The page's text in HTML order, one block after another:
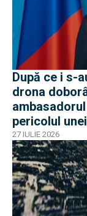
După ce i s-
drona
pericolul
o „înscenare
27 IULIE 2026